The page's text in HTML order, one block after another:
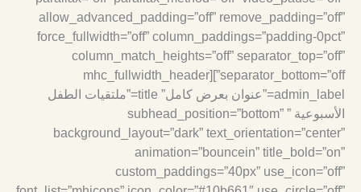
allow_advanced_padding=”off”
force_fullwidth=”off” column_paddings=”padding-
column_match_heights=”off”
separator_bottom=”off”][mhc_fullwidth_header
admin_label=”عنوان بعرض كامل” title=”ملتقيات الطفل
الأسبوعية ” subhead_position=”bottom”
background_layout=”dark”
animation=”bouncein”
custom_paddings=”40px”